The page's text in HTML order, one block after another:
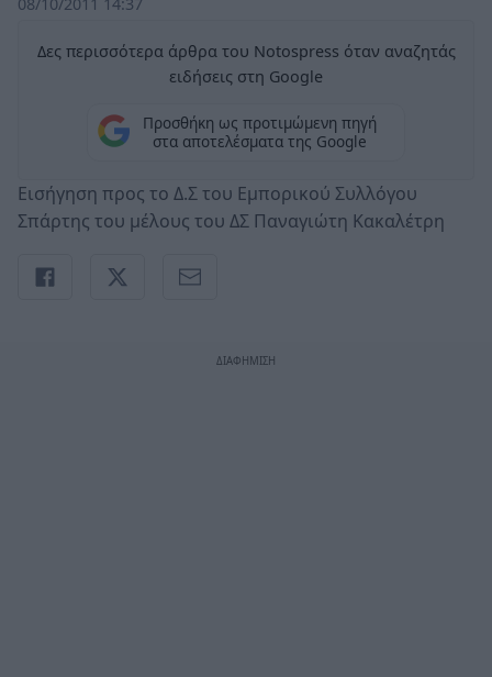
Δες περισσότερα άρθρα του Notospress όταν αναζητάς
ειδήσεις στη Google
Προσθήκη ως προτιμώμενη πηγή
στα αποτελέσματα της Google
Εισήγηση προς το Δ.Σ του Εμπορικού Συλλόγου
Σπάρτης του μέλους του ΔΣ Παναγιώτη Κακαλέτρη